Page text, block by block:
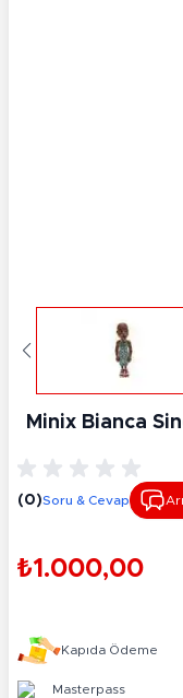
Minix Bianca
(0)Soru & Cevap
₺1.000,00
Kapıda Ödeme
Masterpass